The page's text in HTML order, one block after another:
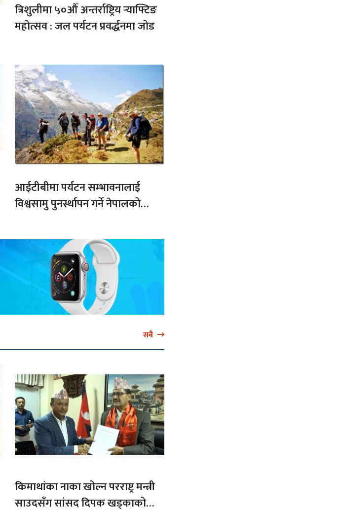
त्रिशुलीमा ५०औँ अन्तर्राष्ट्रिय र्‍याफ्टिङ
महोत्सव : जल पर्यटन प्रवर्द्धनमा जोड
आईटीबीमा पर्यटन सम्भावनालाई
विश्वसामु पुनर्स्थापन गर्ने नेपालको
सबै
किमाथांका नाका खोल्न परराष्ट्र मन्त्री
साउदसँग सांसद दिपक खड्काको